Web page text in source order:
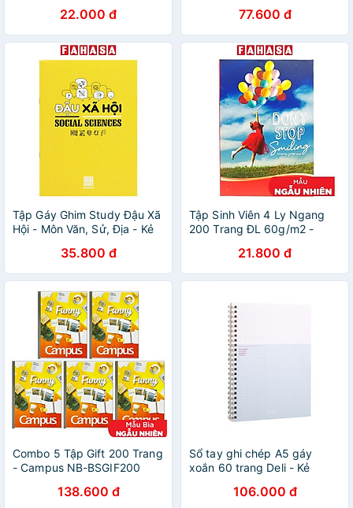
NB-BDGF120 (Mẫu Màu Giao
Ngẫu Nhiên)
22.000 đ 77.600 đ
Tập Gáy Ghim Study Đậu Xã
Hội - Môn Văn, Sử, Địa - Kẻ
Hồng Hà 1471 - Màu Xanh
Vàng
35.800 đ
Tập Sinh Viên 4 Ly Ngang
200 Trang ĐL 60g/m2 -
Ngẫu Nhiên)21.800 đ
Combo 5 Tập Gift 200 Trang
- Campus NB-BSGIF200
138.600 đ
Sổ tay ghi chép A5 gáy
xoắn 60 trang Deli - Kẻ
LA560-01106.000 đ